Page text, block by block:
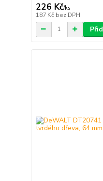
226 Kč/ks
187 Kč bez DPH